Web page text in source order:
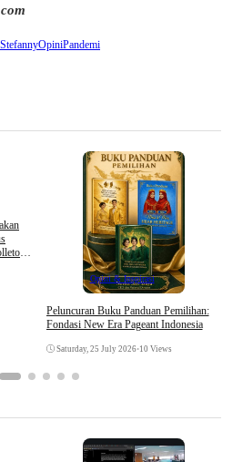
OpiniPandemi
Opini & Inspirasi
Peluncuran Buku Panduan Pemilihan:
Fondasi New Era Pageant Indonesia
Saturday, 25 July 2026•10 Views